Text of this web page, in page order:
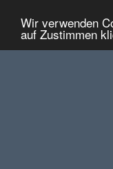
Wir verwenden
auf Zustimmen